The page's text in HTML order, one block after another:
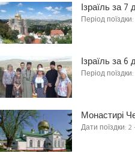
Ізраїль за 7
Період
Ізраїль за
Період
Монастирі
Дати поїздки: